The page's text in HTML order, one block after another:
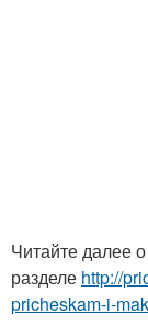
Читайте далее
разделе http://
pricheskam-i-